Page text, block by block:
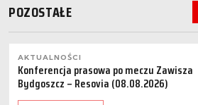
POZOSTAŁE
AKTUALNOŚCI
Konferencja prasowa po meczu Zawisza
Bydgoszcz – Resovia (08.08.2026)